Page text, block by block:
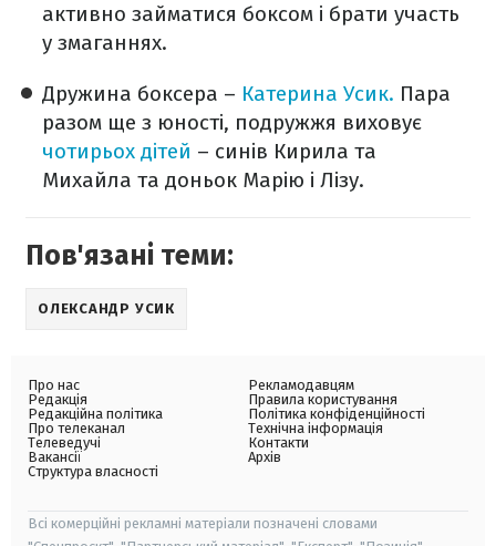
активно займатися боксом і брати участь
у змаганнях.
Дружина боксера – Катерина Усик. Пара
разом ще з юності, подружжя виховує
чотирьох дітей – синів Кирила та
Михайла та доньок Марію і Лізу.
Пов'язані теми:
ОЛЕКСАНДР УСИК
Про нас
Редакція
Редакційна політика
Про телеканал
Телеведучі
Вакансії
Структура власності
Рекламодавцям
Правила користування
Політика конфіденційності
Технічна інформація
Контакти
Архів
Всі комерційні рекламні матеріали позначені словами